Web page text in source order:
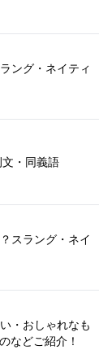
ング・ネイティ
・同義語
スラング・ネイ
・おしゃれなも
などご紹介！